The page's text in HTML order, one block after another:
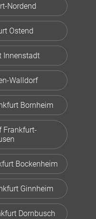
Nordend
Ostend
Innenstadt
Walldorf
Bornheim
Frankfurt-
Bockenheim
Ginnheim
Dornbusch